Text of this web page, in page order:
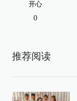
开心
0
推荐阅读